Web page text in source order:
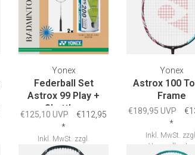
Yonex
Federball Set
Astrox 99 Play +
Shuttles
€125,10 UVP
€112,95
*
Inkl. MwSt. zzgl.
Versandkosten
Yonex
Astrox 100
Frame
€189,95 UVP
*
Inkl. MwSt.
Versandkosten